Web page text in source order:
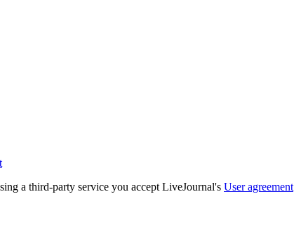
a third-party service you accept LiveJournal's User agreement